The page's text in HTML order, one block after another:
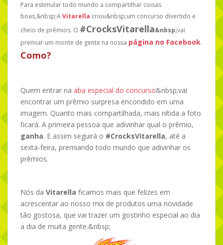
Para estimular todo mundo a compartilhar coisas
boas,&nbsp;AVitarella criou&nbsp;um concurso divertido e
cheio de prêmios. O #CrocksVitarella&nbsp;vai
premiar um monte de gente na nossa página no Facebook.
Como?
Quem entrar na aba especial do concurso&nbsp;vai
encontrar um prêmio surpresa encondido em uma
imagem. Quanto mais compartilhada, mais nítida a foto
ficará. A primeira pessoa que adivinhar qual o prêmio,
ganha. E assim seguirá o #CrocksVitarella, até a
sexta-feira, premiando todo mundo que adivinhar os
prêmios.
Nós da Vitarella ficamos mais que felizes em
acrescentar ao nosso mix de produtos uma novidade
tão gostosa, que vai trazer um gostinho especial ao dia
a dia de muita gente.&nbsp;